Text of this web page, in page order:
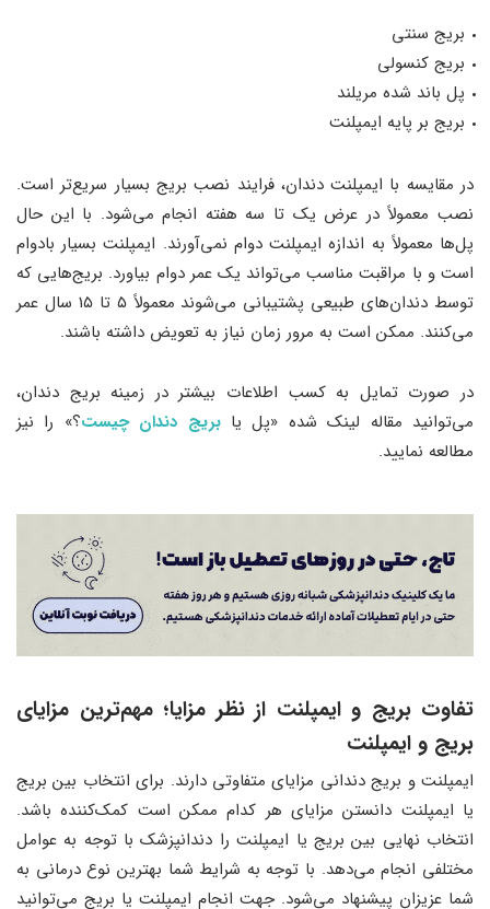
بریج سنتی
بریج کنسولی
پل باند شده مریلند
بریج بر پایه ایمپلنت
در مقایسه با ایمپلنت دندان، فرایند نصب بریج بسیار سریع‌تر است.
نصب معمولاً در عرض یک تا سه هفته انجام می‌شود. با این حال
پل‌ها معمولاً به اندازه ایمپلنت‌ دوام نمی‌آورند. ایمپلنت بسیار بادوام
است و با مراقبت مناسب می‌تواند یک عمر دوام بیاورد. بریج‌هایی که
توسط دندان‌های طبیعی پشتیبانی می‌شوند معمولاً ۵ تا ۱۵ سال عمر
می‌کنند. ممکن است به مرور زمان نیاز به تعویض داشته باشند.
در صورت تمایل به کسب اطلاعات بیشتر در زمینه بریج دندان،
می‌توانید مقاله لینک شده «پل یابریج دندان چیست؟» را نیز
مطالعه نمایید.
تفاوت بریج و ایمپلنت از نظر مزایا؛ مهم‌ترین مزایای
بریج و ایمپلنت
ایمپلنت و بریج دندانی مزایای متفاوتی دارند. برای انتخاب بین بریج
یا ایمپلنت دانستن مزایای هر کدام ممکن است کمک‌کننده باشد.
انتخاب نهایی بین بریج یا ایمپلنت را دندانپزشک با توجه به عوامل
مختلفی انجام می‌دهد. با توجه به شرایط شما بهترین نوع درمانی به
شما عزیزان پیشنهاد می‌شود. جهت انجام ایمپلنت یا بریج می‌توانید